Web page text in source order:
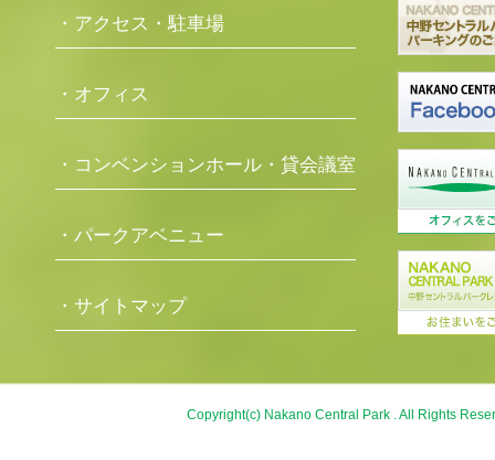
・アクセス・駐車場
・オフィス
・コンベンションホール・貸会議室
・パークアベニュー
・サイトマップ
Copyright(c) Nakano Central Park . All Rights